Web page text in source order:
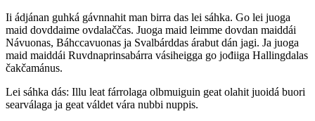
Ii ádjánan guhká gávnnahit man birra das lei sáhka. Go lei juoga
maid dovddaime ovdalaččas. Juoga maid leimme dovdan maiddái
Návuonas, Báhccavuonas ja Svalbárddas árabut dán jagi. Ja juoga
maid maiddái Ruvdnaprinsabárra vásiheigga go jođiiga Hallingdalas
čakčamánus.
Lei sáhka dás: Illu leat fárrolaga olbmuiguin geat olahit juoidá buori
searválaga ja geat váldet vára nubbi nuppis.